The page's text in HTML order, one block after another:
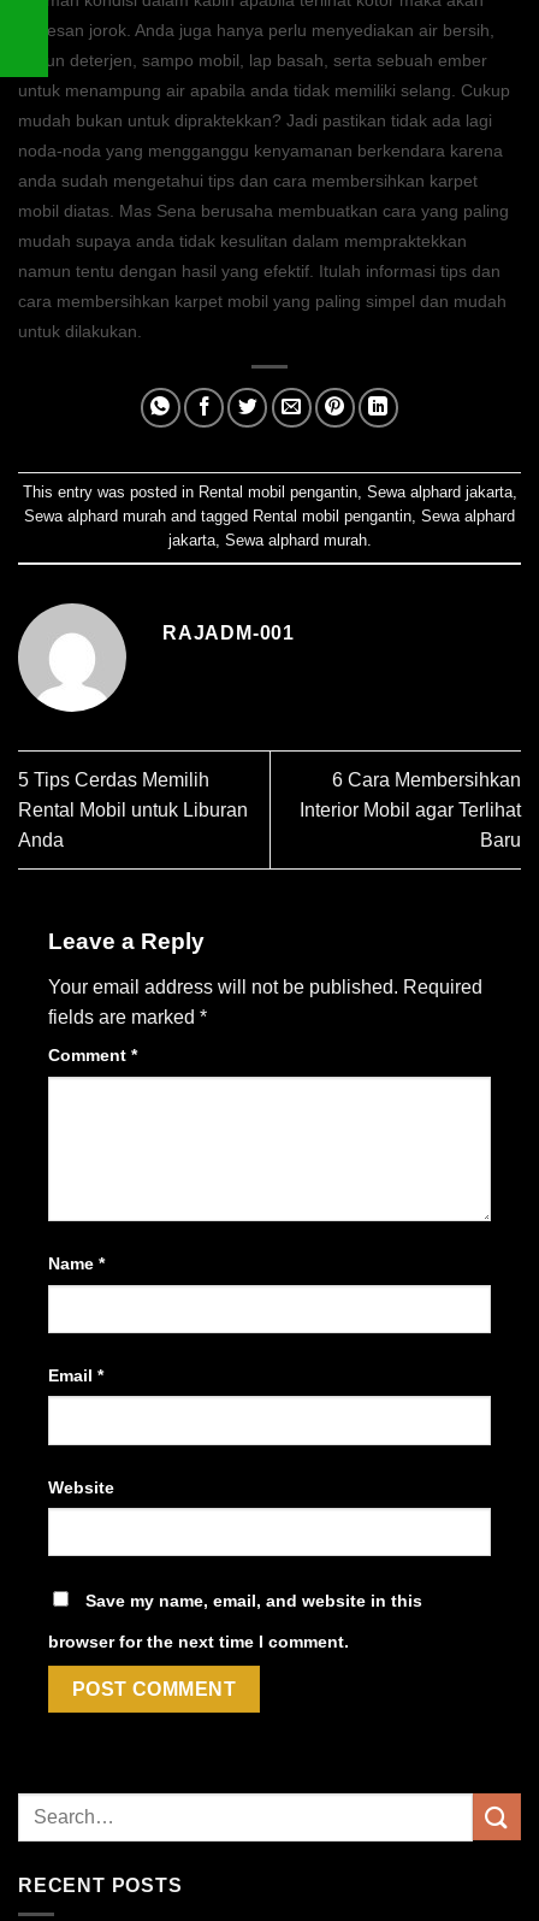
terkesan jorok. Anda juga hanya perlu menyediakan air bersih,
sabun deterjen, sampo mobil, lap basah, serta sebuah ember
untuk menampung air apabila anda tidak memiliki selang. Cukup
mudah bukan untuk dipraktekkan? Jadi pastikan tidak ada lagi
noda-noda yang mengganggu kenyamanan berkendara karena
anda sudah mengetahui tips dan cara membersihkan karpet
mobil diatas. Mas Sena berusaha membuatkan cara yang paling
mudah supaya anda tidak kesulitan dalam mempraktekkan
namun tentu dengan hasil yang efektif. Itulah informasi tips dan
cara membersihkan karpet mobil yang paling simpel dan mudah
untuk dilakukan.
This entry was posted in Rental mobil pengantin, Sewa alphard jakarta,
Sewa alphard murah and tagged Rental mobil pengantin, Sewa alphard
jakarta, Sewa alphard murah.
RAJADM-001
5 Tips Cerdas Memilih
Rental Mobil untuk Liburan
Anda
6 Cara Membersihkan
Interior Mobil agar Terlihat
Baru
Leave a Reply
Your email address will not be published. Required
fields are marked *
Comment *
Name *
Email *
Website
Save my name, email, and website in this
browser for the next time I comment.
RECENT POSTS